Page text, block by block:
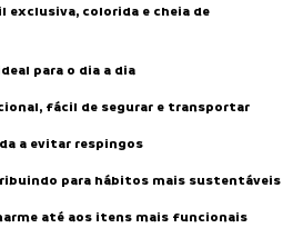
exclusiva, colorida e cheia de
para o dia a dia
fácil de segurar e transportar
a evitar respingos
para hábitos mais sustentáveis
até aos itens mais funcionais